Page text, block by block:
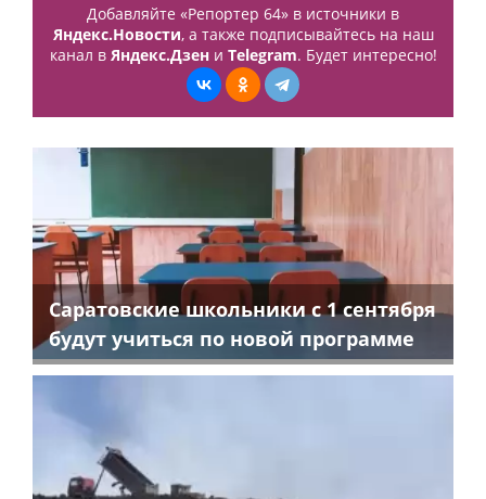
Добавляйте «Репортер 64» в источники в
Яндекс.Новости, а также подписывайтесь на наш
канал в Яндекс.Дзени Telegram. Будет интересно!
Саратовские школьники с 1 сентября
будут учиться по новой программе